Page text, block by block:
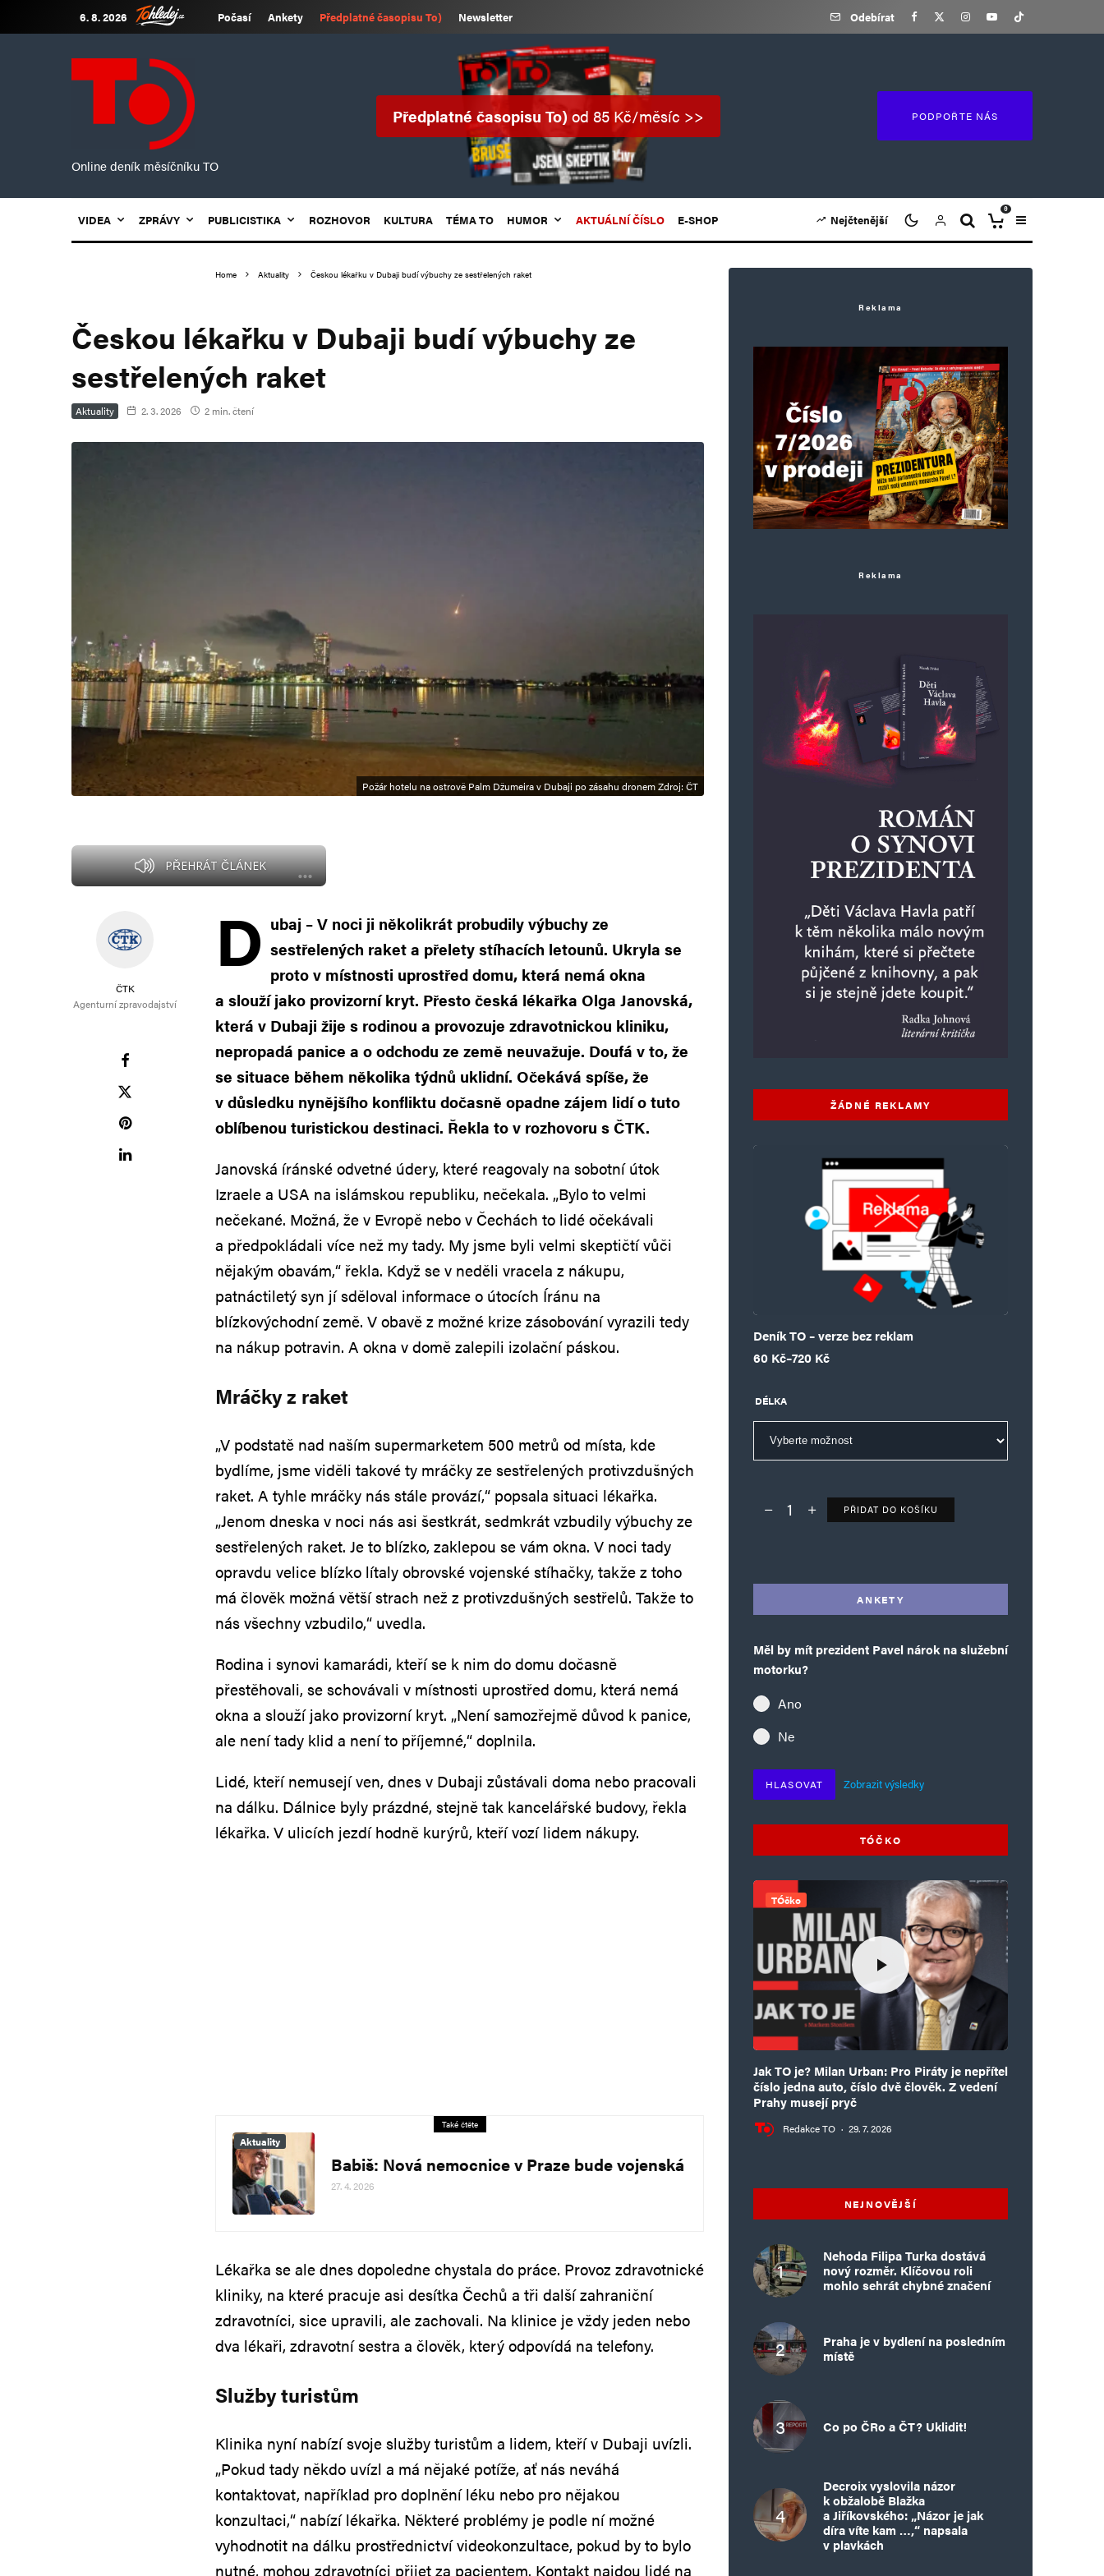
6. 8. 2026 Počasí Ankety Předplatné časopisu To) Newsletter Odebírat
Online deník měsíčníku TO
Předplatné časopisu To)od 85 Kč/měsíc >> PODPOŘTE NÁS
VIDEA ZPRÁVY PUBLICISTIKA ROZHOVOR KULTURA TÉMA TO HUMOR AKTUÁLNÍ ČÍSLO E-SHOP Nejčtenější
0
Home Aktuality Českou lékařku v Dubaji budí výbuchy ze sestřelených raket
Českou lékařku v Dubaji budí výbuchy ze
sestřelených raket
Aktuality 2. 3. 2026 2 min. čtení
Požár hotelu na ostrově Palm Džumeira v Dubaji po zásahu dronem Zdroj: ČT
PŘEHRÁT ČLÁNEK
ČTK
Agenturní zpravodajství
D ubaj – V noci ji několikrát probudily výbuchy ze
sestřelených raket a přelety stíhacích letounů. Ukryla se
proto v místnosti uprostřed domu, která nemá okna
a slouží jako provizorní kryt. Přesto česká lékařka Olga Janovská,
která v Dubaji žije s rodinou a provozuje zdravotnickou kliniku,
nepropadá panice a o odchodu ze země neuvažuje. Doufá v to, že
se situace během několika týdnů uklidní. Očekává spíše, že
v důsledku nynějšího konfliktu dočasně opadne zájem lidí o tuto
oblíbenou turistickou destinaci. Řekla to v rozhovoru s ČTK.
Janovská íránské odvetné údery, které reagovaly na sobotní útok
Izraele a USA na islámskou republiku, nečekala. „Bylo to velmi
nečekané. Možná, že v Evropě nebo v Čechách to lidé očekávali
a předpokládali více než my tady. My jsme byli velmi skeptičtí vůči
nějakým obavám,“ řekla. Když se v neděli vracela z nákupu,
patnáctiletý syn jí sděloval informace o útocích Íránu na
blízkovýchodní země. V obavě z možné krize zásobování vyrazili tedy
na nákup potravin. A okna v domě zalepili izolační páskou.
Mráčky z raket
„V podstatě nad naším supermarketem 500 metrů od místa, kde
bydlíme, jsme viděli takové ty mráčky ze sestřelených protivzdušných
raket. A tyhle mráčky nás stále provází,“ popsala situaci lékařka.
„Jenom dneska v noci nás asi šestkrát, sedmkrát vzbudily výbuchy ze
sestřelených raket. Je to blízko, zaklepou se vám okna. V noci tady
opravdu velice blízko lítaly obrovské vojenské stíhačky, takže z toho
má člověk možná větší strach než z protivzdušných sestřelů. Takže to
nás všechny vzbudilo,“ uvedla.
Rodina i synovi kamarádi, kteří se k nim do domu dočasně
přestěhovali, se schovávali v místnosti uprostřed domu, která nemá
okna a slouží jako provizorní kryt. „Není samozřejmě důvod k panice,
ale není tady klid a není to příjemné,“ doplnila.
Lidé, kteří nemusejí ven, dnes v Dubaji zůstávali doma nebo pracovali
na dálku. Dálnice byly prázdné, stejně tak kancelářské budovy, řekla
lékařka. V ulicích jezdí hodně kurýrů, kteří vozí lidem nákupy.
Také čtěte
Aktuality
Babiš: Nová nemocnice v Praze bude vojenská
27. 4. 2026
Lékařka se ale dnes dopoledne chystala do práce. Provoz zdravotnické
kliniky, na které pracuje asi desítka Čechů a tři další zahraniční
zdravotníci, sice upravili, ale zachovali. Na klinice je vždy jeden nebo
dva lékaři, zdravotní sestra a člověk, který odpovídá na telefony.
Služby turistům
Klinika nyní nabízí svoje služby turistům a lidem, kteří v Dubaji uvízli.
„Pokud tady někdo uvízl a má nějaké potíže, ať nás neváhá
kontaktovat, například pro doplnění léku nebo pro nějakou
konzultaci,“ nabízí lékařka. Některé problémy je podle ní možné
vyhodnotit na dálku prostřednictví videokonzultace, pokud by to bylo
nutné, mohou zdravotníci přijet za pacientem. Kontakt najdou lidé na
Reklama
Reklama
ŽÁDNÉ REKLAMY
Deník TO – verze bez reklam
60 Kč–720 Kč
Rozpětí cen: 60 Kč až 720 Kč
DÉLKA
Deník TO – verze bez reklam množství
PŘIDAT DO KOŠÍKU
ANKETY
Měl by mít prezident Pavel nárok na služební
motorku?
Ano
Ne
HLASOVAT Zobrazit výsledky
TÓČKO
TÓčko
Jak TO je? Milan Urban: Pro Piráty je nepřítel
číslo jedna auto, číslo dvě člověk. Z vedení
Prahy musejí pryč
Redakce TO · 29. 7. 2026
NEJNOVĚJŠÍ
Nehoda Filipa Turka dostává
nový rozměr. Klíčovou roli
mohlo sehrát chybné značení
Praha je v bydlení na posledním
místě
Co po ČRo a ČT? Uklidit!
Decroix vyslovila názor
k obžalobě Blažka
a Jiříkovského: „Názor je jak
díra víte kam …,“ napsala
v plavkách